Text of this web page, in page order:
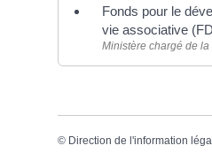
Fonds pour le
vie associative
Ministère chargé de
© Direction de l'information